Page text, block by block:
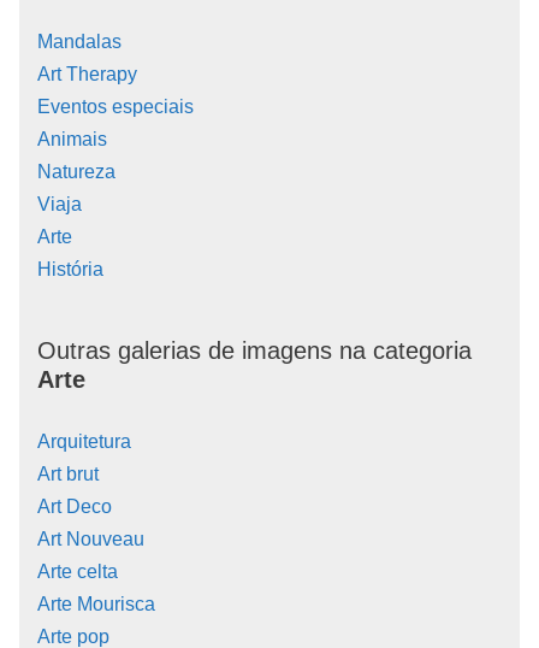
Mandalas
Art Therapy
Eventos especiais
Animais
Natureza
Viaja
Arte
História
Outras galerias de imagens na categoria
Arte
Arquitetura
Art brut
Art Deco
Art Nouveau
Arte celta
Arte Mourisca
Arte pop